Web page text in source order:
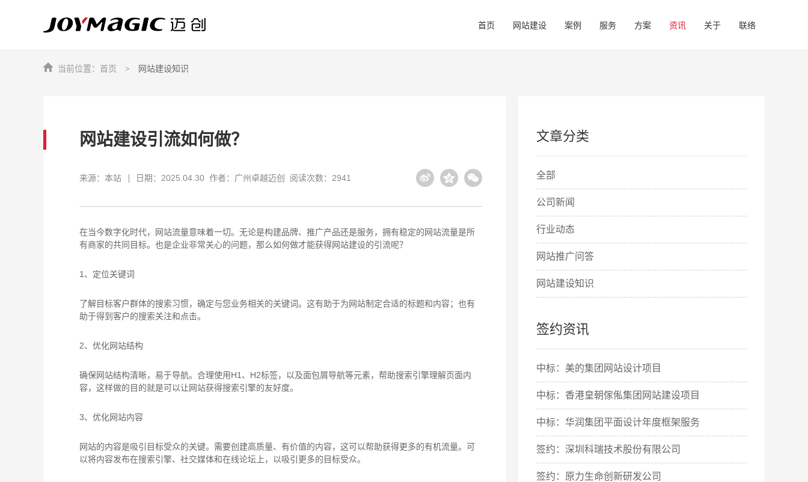
首页 网站建设
以前沿的设计服务国内500强企业
外贸网站建设
个性化网站设计助力企业品牌增值 新产品进行全面、及时的宣传
营销型网站建设
案例 服务 方案
新时代的戒烟方式
快消品行业
资讯 关于 联络
首页 网站建设知识
网站建设引流如何做？
来源：本站 日期：2025.04.30 作者：广州卓越迈创 阅读次数：2941
在当今数字化时代，网站流量意味着一切。无论是构建品牌、推广产品还是服务，拥有稳定的网站流量是所
有商家的共同目标。也是企业非常关心的问题，那么如何做才能获得网站建设的引流呢？
1、定位关键词
了解目标客户群体的搜索习惯，确定与您业务相关的关键词。这有助于为网站制定合适的标题和内容；也有
助于得到客户的搜索关注和点击。
2、优化网站结构
确保网站结构清晰，易于导航。合理使用H1、H2标签，以及面包屑导航等元素，帮助搜索引擎理解页面内
容，这样做的目的就是可以让网站获得搜索引擎的友好度。
3、优化网站内容
网站的内容是吸引目标受众的关键。需要创建高质量、有价值的内容，这可以帮助获得更多的有机流量。可
以将内容发布在搜索引擎、社交媒体和在线论坛上，以吸引更多的目标受众。
文章分类
全部
公司新闻
行业动态
网站推广问答
网站建设知识
签约资讯
中标：美的集团网站设计项目
中标：香港皇朝傢俬集团网站建设项目
中标：华润集团平面设计年度框架服务
签约：深圳科瑞技术股份有限公司
签约：原力生命创新研发公司